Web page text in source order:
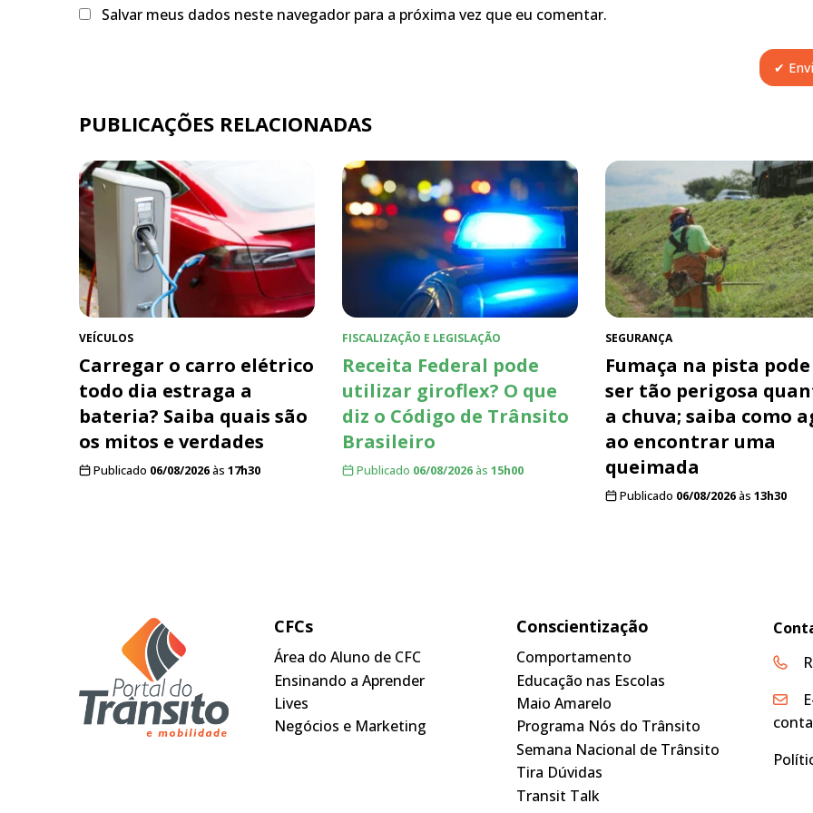
Salvar meus dados neste navegador para a próxima vez que eu comentar.
PUBLICAÇÕES RELACIONADAS
VEÍCULOS
Carregar o carro elétrico
todo dia estraga a
bateria? Saiba quais são
os mitos e verdades
Publicado 06/08/2026às 17h30
FISCALIZAÇÃO E LEGISLAÇÃO
Receita Federal pode
utilizar giroflex? O que
diz o Código de Trânsito
Brasileiro
Publicado 06/08/2026às 15h00
SEGURANÇA
Fumaça na pista pode
ser tão perigosa
a chuva; saiba como
ao encontrar uma
queimada
Publicado 06/08/2026às 13h30
CFCs
Área do Aluno de CFC
Ensinando a Aprender
Lives
Negócios e Marketing
Conscientização
Comportamento
Educação nas Escolas
Maio Amarelo
Programa Nós do Trânsito
Semana Nacional de Trânsito
Tira Dúvidas
Transit Talk